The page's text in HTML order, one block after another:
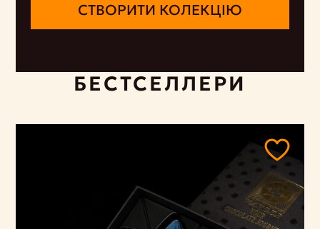
СТВОРИТИ КОЛЕКЦІЮ
БЕСТСЕЛЛЕРИ